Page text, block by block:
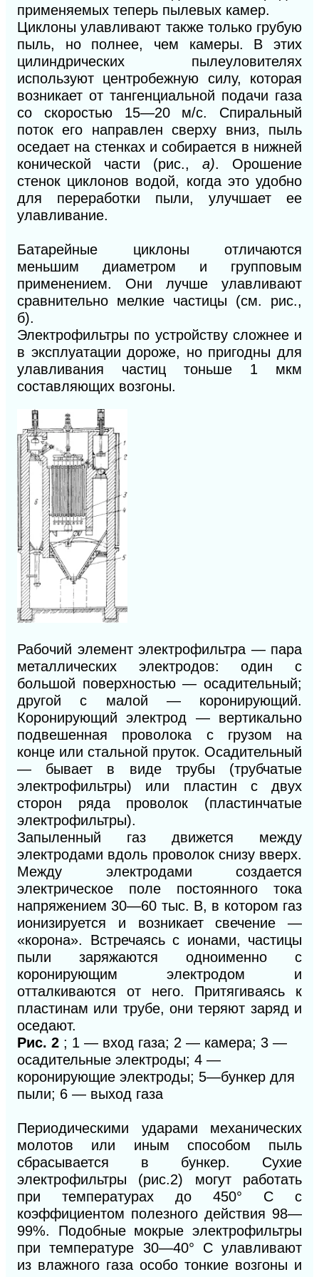
применяемых теперь пылевых камер.
Циклоны улавливают также только грубую
пыль, но полнее, чем камеры. В этих
цилиндрических пылеуловителях
используют центробежную силу, которая
возникает от тангенциальной подачи газа
со скоростью 15—20 м/с. Спиральный
поток его направлен сверху вниз, пыль
оседает на стенках исобирается в нижней
конической части (рис., а). Орошение
стенок циклонов водой, когда это удобно
для переработки пыли, улучшает ее
улавливание.
Батарейные циклоны отличаются
меньшим диаметром и групповым
применением. Они лучше улавливают
сравнительно мелкие частицы (см. рис.,
б).
Электрофильтры по устройству сложнее и
в эксплуатации дороже, но пригодны для
улавливания частиц тоньше 1
мкм
составляющих возгоны.
Рабочий элемент электрофильтра — пара
металлических электродов: один с
большой поверхностью — осадительный;
другой с малой — коронирующий.
Коронирующий электрод — вертикально
подвешенная проволока с грузом на
конце или стальной пруток. Осадительный
— бывает в виде трубы (трубчатые
электрофильтры) или пластин с двух
сторон ряда проволок (пластинчатые
электрофильтры).
Запыленный газ движется между
электродами вдоль проволок снизу вверх.
Между электродами создается
электрическое поле постоянного тока
напряжением 30—60 тыс. В, в котором газ
ионизируется и возникает свечение —
«корона». Встречаясь с ионами, частицы
пыли заряжаются одноименно с
коронирующим электродом и
отталкиваются от него. Притягиваясь к
пластинам или трубе, они теряют заряд и
оседают.
Рис. 2 ; 1 — вход газа; 2 — камера; 3 —
осадительные электроды; 4 —
коронирующие электроды; 5—бункер для
пыли; 6 — выход газа
Периодическими ударами механических
молотов или иным способом пыль
сбрасывается в бункер. Сухие
электрофильтры (рис.2) могут работать
при температурах до 450° С с
коэффициентом полезного действия 98—
99%. Подобные мокрые электрофильтры
при температуре 30—40° С улавливают
из влажного газа особо тонкие возгоны и